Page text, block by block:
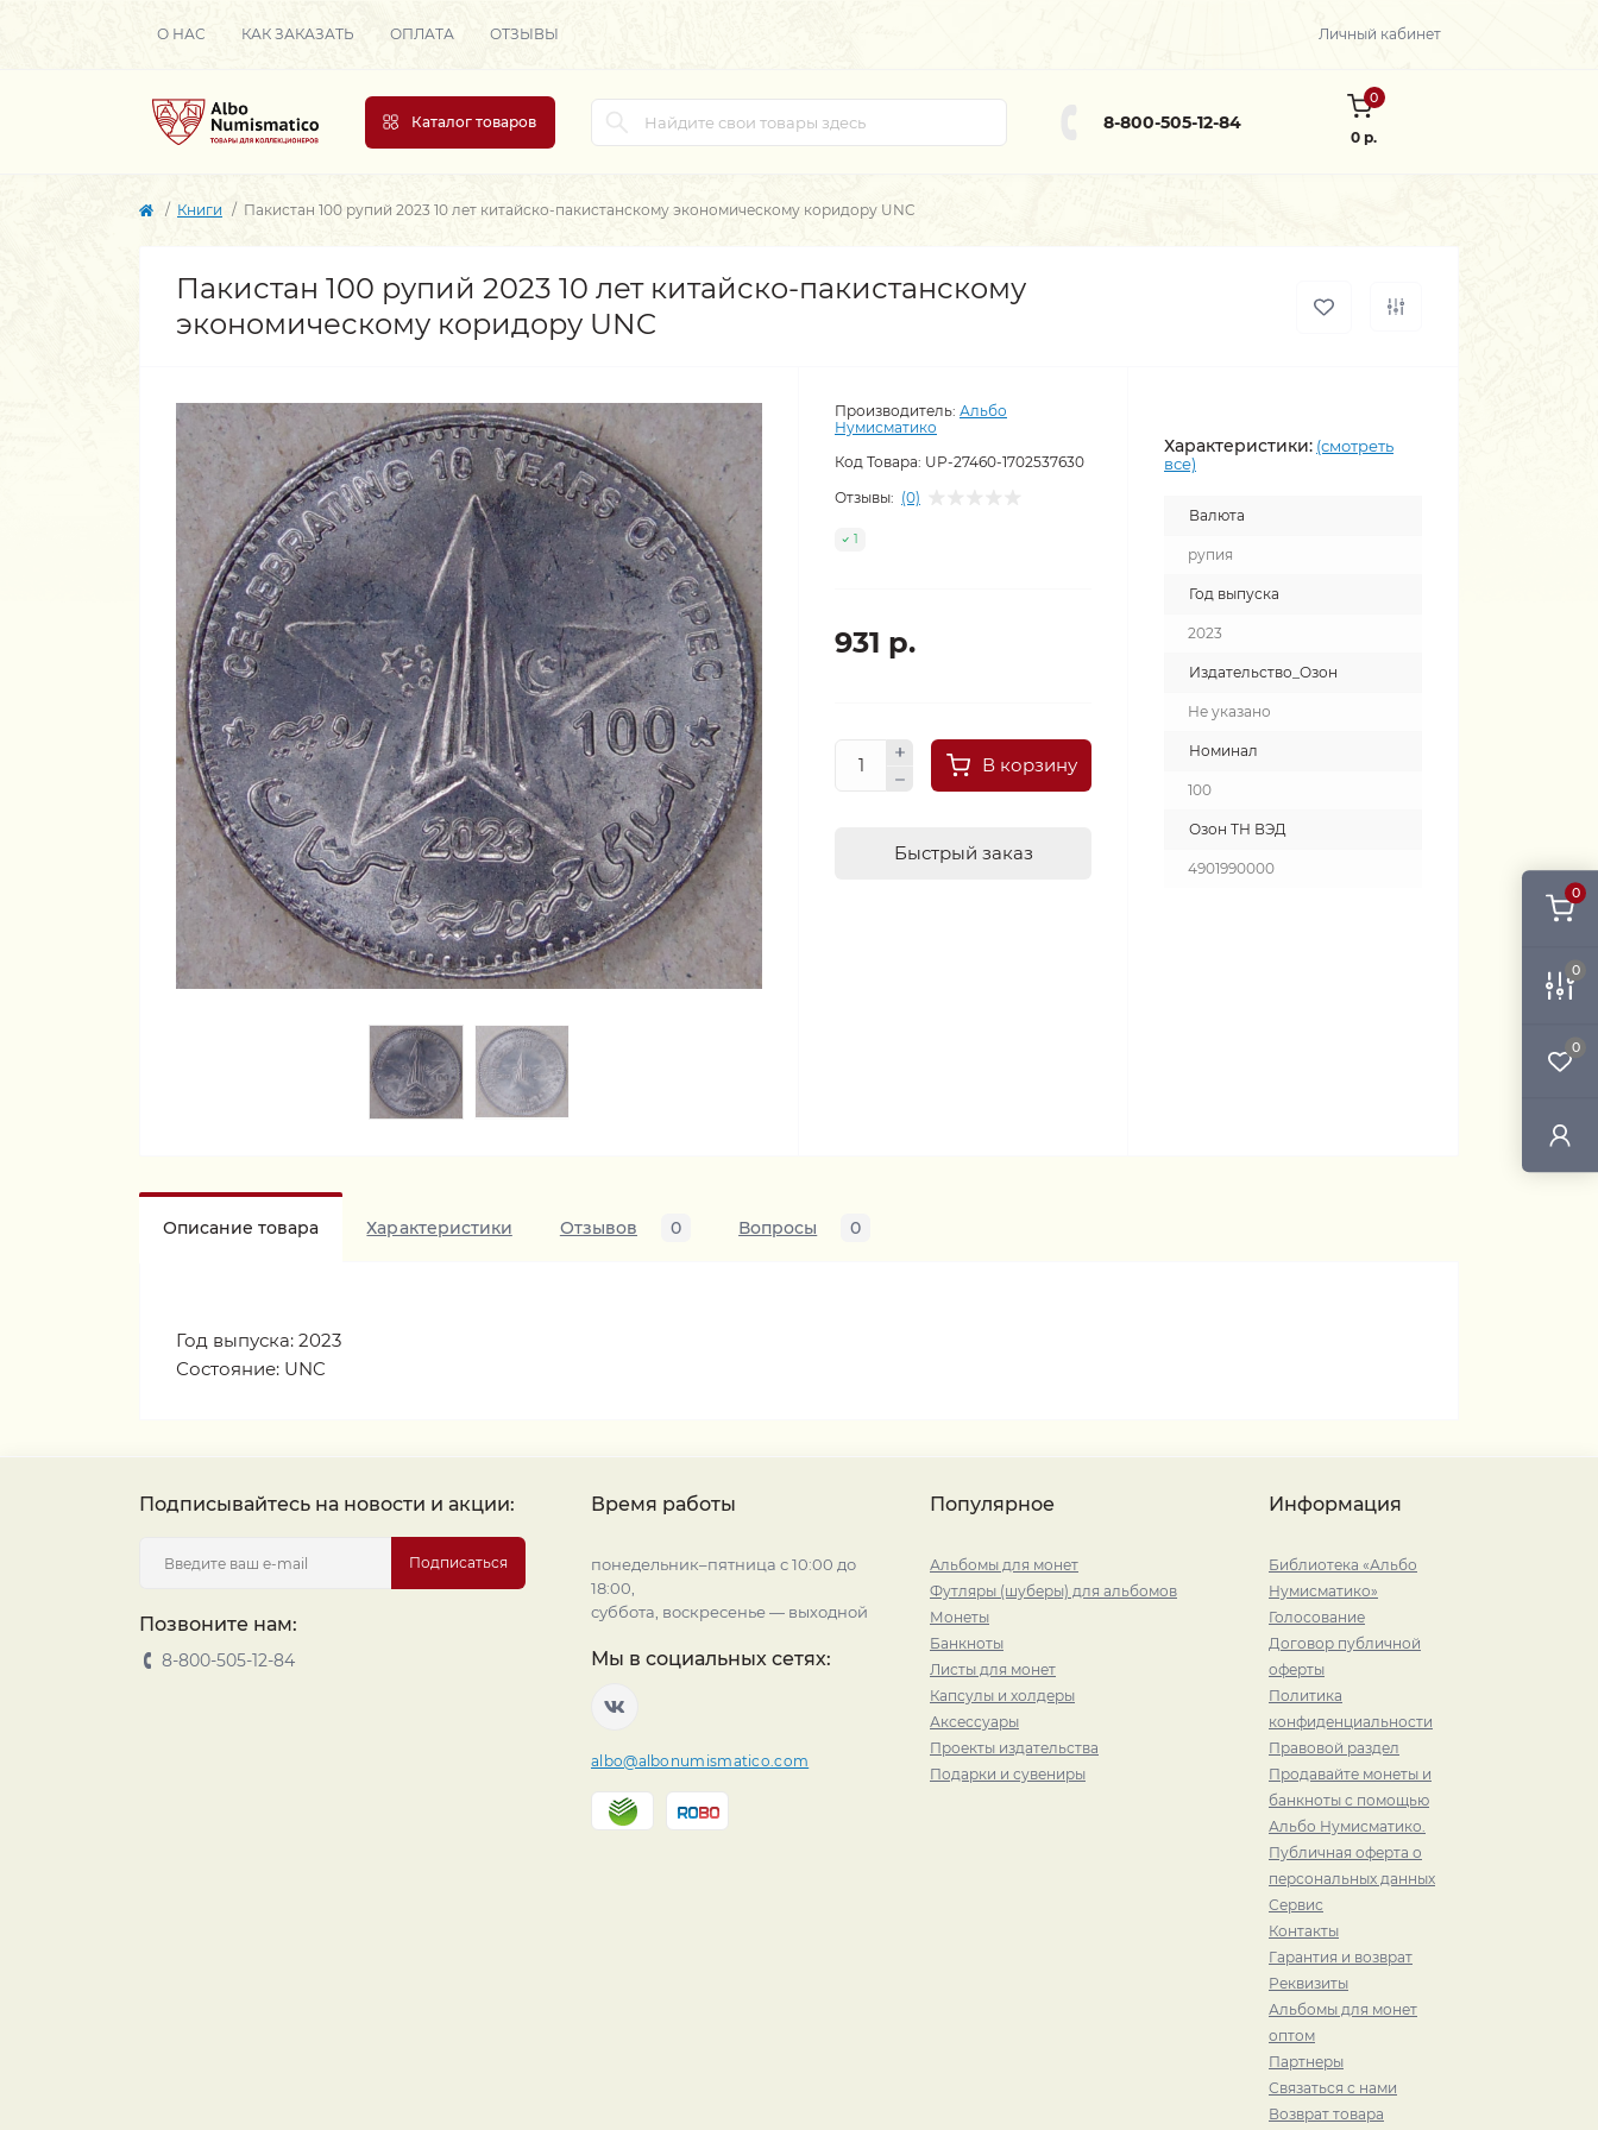
0
0
0
О НАС КАК ЗАКАЗАТЬ ОПЛАТА ОТЗЫВЫ Личный кабинет
Каталог товаров 8-800-505-12-84
0
0 р.
Книги Пакистан 100 рупий 2023 10 лет китайско-пакистанскому экономическому коридору UNC
Пакистан 100 рупий 2023 10 лет китайско-пакистанскому
экономическому коридору UNC
Производитель: Альбо
Нумисматико
Код Товара: UP-27460-1702537630
Отзывы: (0)
1
931 р.
В корзину
Быстрый заказ
Характеристики: (смотреть
все)
Валюта
рупия
Год выпуска
2023
Издательство_Озон
Не указано
Номинал
100
Озон ТН ВЭД
4901990000
Описание товара Характеристики Отзывов 0 Вопросы 0
Год выпуска: 2023
Состояние: UNC
Подписывайтесь на новости и акции:
Подписаться
Позвоните нам:
8-800-505-12-84
Время работы
понедельник–пятница с 10:00 до
18:00,
суббота, воскресенье — выходной
Мы в социальных сетях:
albo@albonumismatico.com
Популярное
Альбомы для монет
Футляры (шуберы) для альбомов
Монеты
Банкноты
Листы для монет
Капсулы и холдеры
Аксессуары
Проекты издательства
Подарки и сувениры
Информация
Библиотека «Альбо
Нумисматико»
Голосование
Договор публичной
оферты
Политика
конфиденциальности
Правовой раздел
Продавайте монеты и
банкноты с помощью
Альбо Нумисматико.
Публичная оферта о
персональных данных
Сервис
Контакты
Гарантия и возврат
Реквизиты
Альбомы для монет
оптом
Партнеры
Связаться с нами
Возврат товара